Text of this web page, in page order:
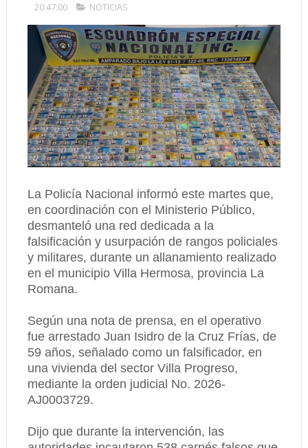
20:47:00 NOTICIAS
La Policía Nacional informó este martes que,
en coordinación con el Ministerio Público,
desmanteló una red dedicada a la
falsificación y usurpación de rangos policiales
y militares, durante un allanamiento realizado
en el municipio Villa Hermosa, provincia La
Romana.
Según una nota de prensa, en el operativo
fue arrestado Juan Isidro de la Cruz Frías, de
59 años, señalado como un falsificador, en
una vivienda del sector Villa Progreso,
mediante la orden judicial No. 2026-
AJ0003729.
Dijo que durante la intervención, las